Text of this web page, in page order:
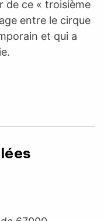
de ce « troisième
entre le cirque
et qui a